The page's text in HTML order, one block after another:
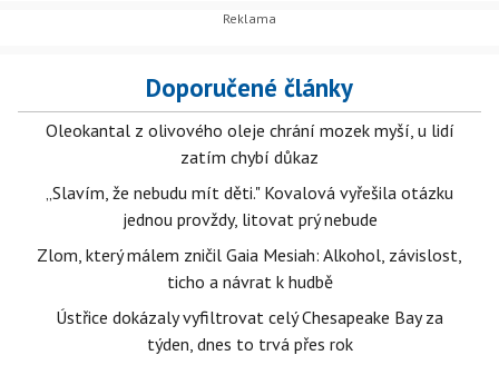
Doporučené články
Oleokantal z olivového oleje chrání mozek myší, u lidí
zatím chybí důkaz
„Slavím, že nebudu mít děti." Kovalová vyřešila otázku
jednou provždy, litovat prý nebude
Zlom, který málem zničil Gaia Mesiah: Alkohol, závislost,
ticho a návrat k hudbě
Ústřice dokázaly vyfiltrovat celý Chesapeake Bay za
týden, dnes to trvá přes rok